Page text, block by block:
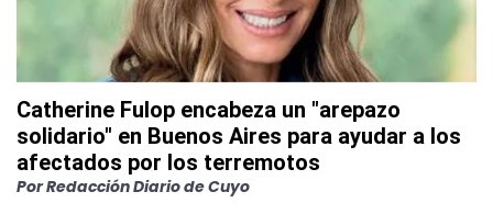
Catherine Fulop encabeza un "arepazo
solidario" en Buenos Aires para ayudar a los
afectados por los terremotos
PorRedacción Diario de Cuyo